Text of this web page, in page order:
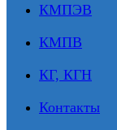
КМПЭВ
КМПВ
КГ, КГН
Контакты